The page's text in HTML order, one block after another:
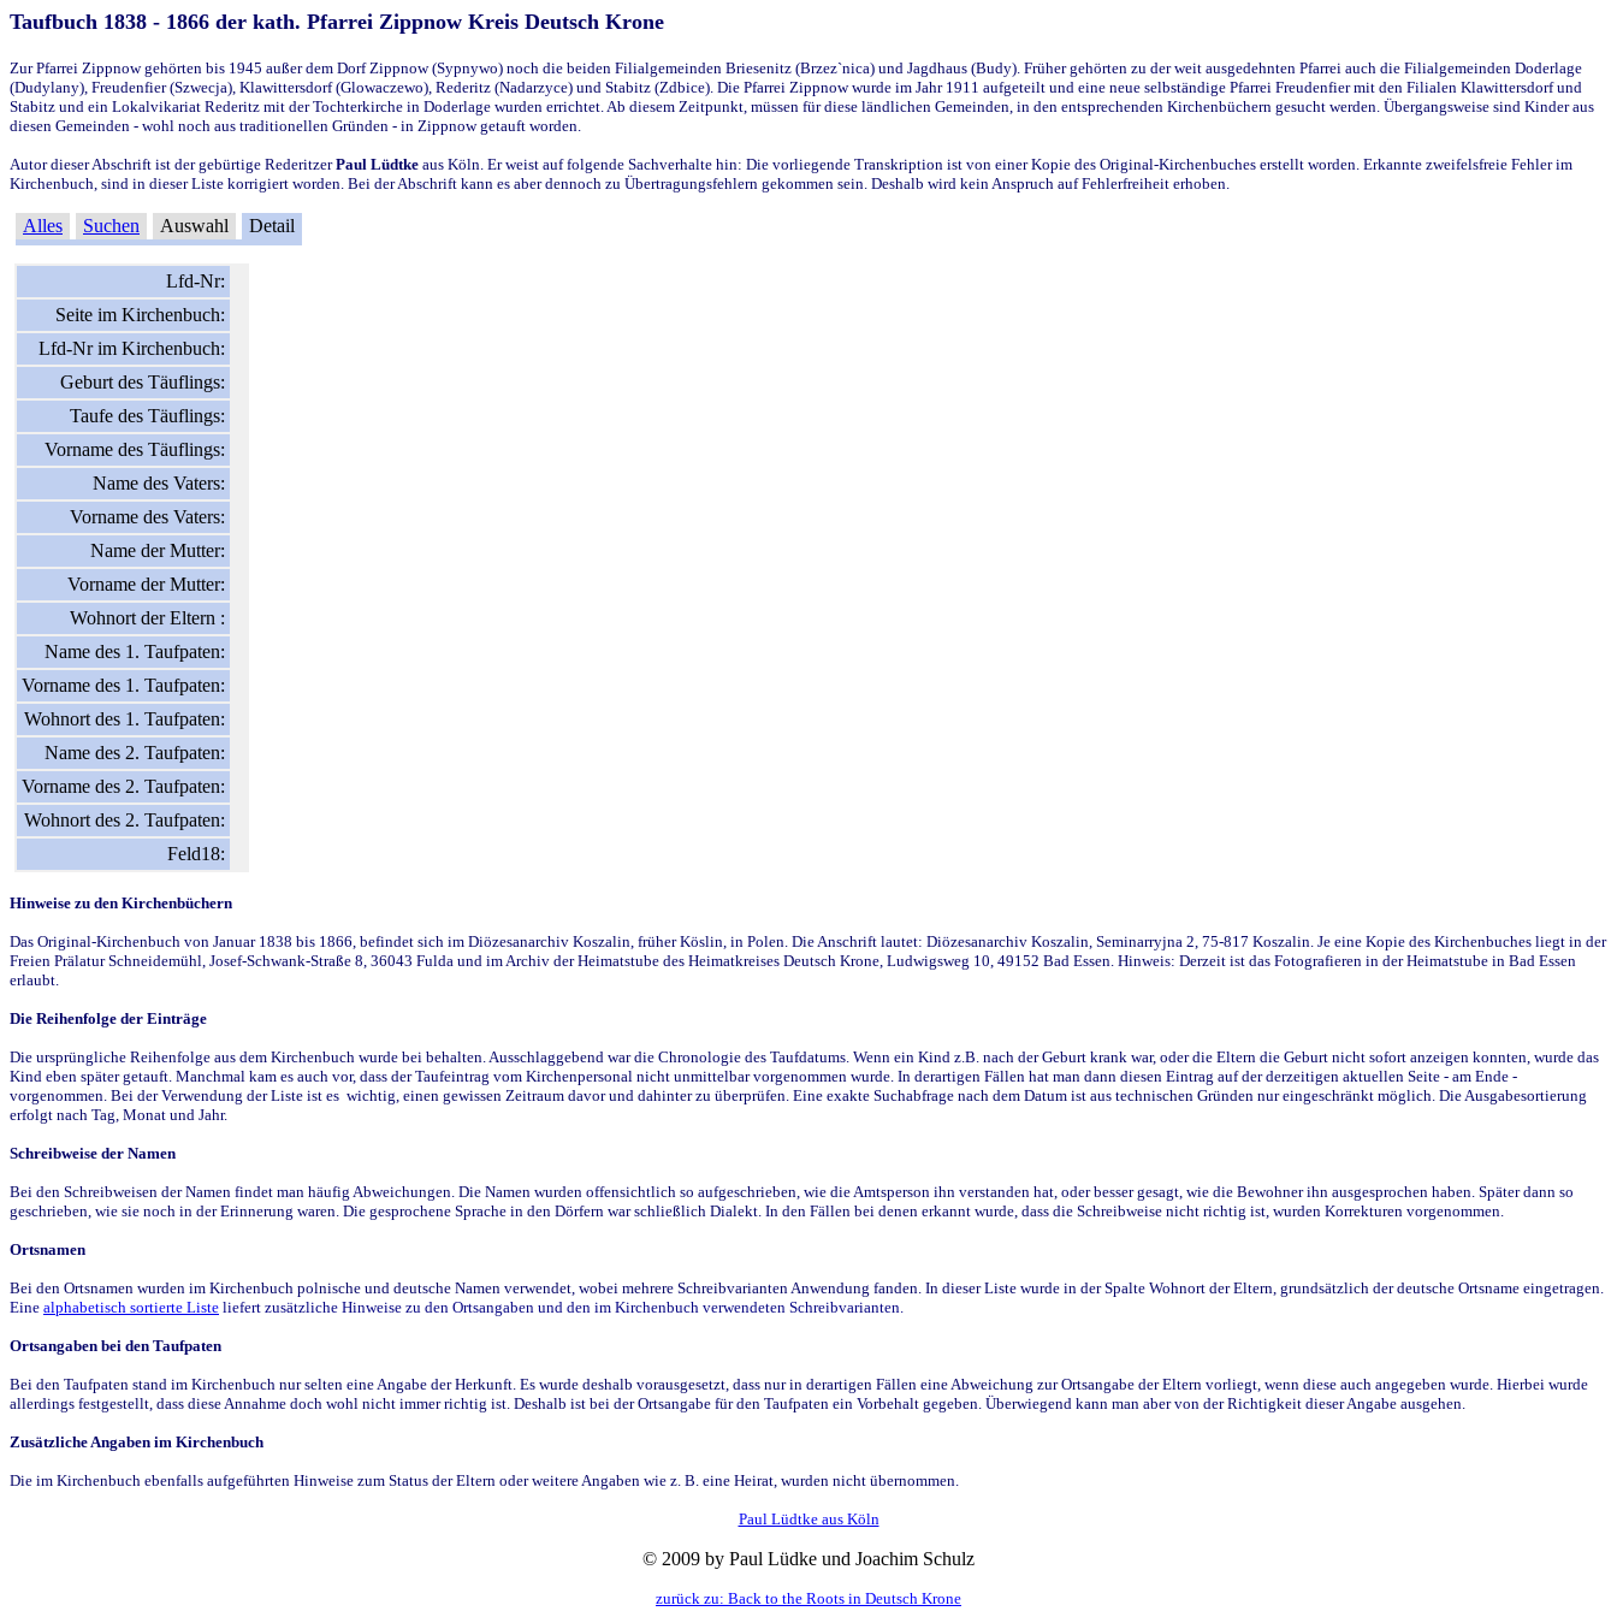
Taufbuch 1838 - 1866 der kath. Pfarrei Zippnow Kreis Deutsch Krone
Zur Pfarrei Zippnow gehörten bis 1945 außer dem Dorf Zippnow (Sypnywo) noch die beiden Filialgemeinden Briesenitz (Brzez`nica) und Jagdhaus (Budy). Früher gehörten zu der weit ausgedehnten Pfarrei auch die Filialgemeinden Doderlage
(Dudylany), Freudenfier (Szwecja), Klawittersdorf (Glowaczewo), Rederitz (Nadarzyce) und Stabitz (Zdbice). Die Pfarrei Zippnow wurde im Jahr 1911 aufgeteilt und eine neue selbständige Pfarrei Freudenfier mit den Filialen Klawittersdorf und
Stabitz und ein Lokalvikariat Rederitz mit der Tochterkirche in Doderlage wurden errichtet. Ab diesem Zeitpunkt, müssen für diese ländlichen Gemeinden, in den entsprechenden Kirchenbüchern gesucht werden. Übergangsweise sind Kinder aus
diesen Gemeinden - wohl noch aus traditionellen Gründen - in Zippnow getauft worden.
Autor dieser Abschrift ist der gebürtige RederitzerPaul Lüdtke aus Köln. Er weist auf folgende Sachverhalte hin: Die vorliegende Transkription ist von einer Kopie des Original-Kirchenbuches erstellt worden. Erkannte zweifelsfreie Fehler im
Kirchenbuch, sind in dieser Liste korrigiert worden. Bei der Abschrift kann es aber dennoch zu Übertragungsfehlern gekommen sein. Deshalb wird kein Anspruch auf Fehlerfreiheit erhoben.
Alles Suchen Auswahl Detail
Lfd-Nr:
Seite im Kirchenbuch:
Lfd-Nr im Kirchenbuch:
Geburt des Täuflings:
Taufe des Täuflings:
Vorname des Täuflings:
Name des Vaters:
Vorname des Vaters:
Name der Mutter:
Vorname der Mutter:
Wohnort der Eltern :
Name des 1. Taufpaten:
Vorname des 1. Taufpaten:
Wohnort des 1. Taufpaten:
Name des 2. Taufpaten:
Vorname des 2. Taufpaten:
Wohnort des 2. Taufpaten:
Feld18:
Hinweise zu den Kirchenbüchern
Das Original-Kirchenbuch von Januar 1838 bis 1866, befindet sich im Diözesanarchiv Koszalin, früher Köslin, in Polen. Die Anschrift lautet: Diözesanarchiv Koszalin, Seminarryjna 2, 75-817 Koszalin. Je eine Kopie des Kirchenbuches liegt in der
Freien Prälatur Schneidemühl, Josef-Schwank-Straße 8, 36043 Fulda und im Archiv der Heimatstube des Heimatkreises Deutsch Krone, Ludwigsweg 10, 49152 Bad Essen. Hinweis: Derzeit ist das Fotografieren in der Heimatstube in Bad Essen
erlaubt.
Die Reihenfolge der Einträge
Die ursprüngliche Reihenfolge aus dem Kirchenbuch wurde bei behalten. Ausschlaggebend war die Chronologie des Taufdatums. Wenn ein Kind z.B. nach der Geburt krank war, oder die Eltern die Geburt nicht sofort anzeigen konnten, wurde das
Kind eben später getauft. Manchmal kam es auch vor, dass der Taufeintrag vom Kirchenpersonal nicht unmittelbar vorgenommen wurde. In derartigen Fällen hat man dann diesen Eintrag auf der derzeitigen aktuellen Seite - am Ende -
vorgenommen. Bei der Verwendung der Liste ist es wichtig, einen gewissen Zeitraum davor und dahinter zu überprüfen. Eine exakte Suchabfrage nach dem Datum ist aus technischen Gründen nur eingeschränkt möglich. Die Ausgabesortierung
erfolgt nach Tag, Monat und Jahr.
Schreibweise der Namen
Bei den Schreibweisen der Namen findet man häufig Abweichungen. Die Namen wurden offensichtlich so aufgeschrieben, wie die Amtsperson ihn verstanden hat, oder besser gesagt, wie die Bewohner ihn ausgesprochen haben. Später dann so
geschrieben, wie sie noch in der Erinnerung waren. Die gesprochene Sprache in den Dörfern war schließlich Dialekt. In den Fällen bei denen erkannt wurde, dass die Schreibweise nicht richtig ist, wurden Korrekturen vorgenommen.
Ortsnamen
Bei den Ortsnamen wurden im Kirchenbuch polnische und deutsche Namen verwendet, wobei mehrere Schreibvarianten Anwendung fanden. In dieser Liste wurde in der Spalte Wohnort der Eltern, grundsätzlich der deutsche Ortsname eingetragen.
Eine alphabetisch sortierte Liste liefert zusätzliche Hinweise zu den Ortsangaben und den im Kirchenbuch verwendeten Schreibvarianten.
Ortsangaben bei den Taufpaten
Bei den Taufpaten stand im Kirchenbuch nur selten eine Angabe der Herkunft. Es wurde deshalb vorausgesetzt, dass nur in derartigen Fällen eine Abweichung zur Ortsangabe der Eltern vorliegt, wenn diese auch angegeben wurde. Hierbei wurde
allerdings festgestellt, dass diese Annahme doch wohl nicht immer richtig ist. Deshalb ist bei der Ortsangabe für den Taufpaten ein Vorbehalt gegeben. Überwiegend kann man aber von der Richtigkeit dieser Angabe ausgehen.
Zusätzliche Angaben im Kirchenbuch
Die im Kirchenbuch ebenfalls aufgeführten Hinweise zum Status der Eltern oder weitere Angaben wie z. B. eine Heirat, wurden nicht übernommen.
Paul Lüdtke aus Köln
© 2009 by Paul Lüdke und Joachim Schulz
zurück zu: Back to the Roots in Deutsch Krone